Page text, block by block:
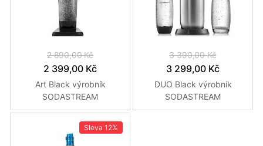
2 890,00 Kč
2 399,00 Kč
Art Black výrobník
SODASTREAM
3 390,00 Kč
3 299,00 Kč
DUO Black výrobník
SODASTREAM
Sleva 12%